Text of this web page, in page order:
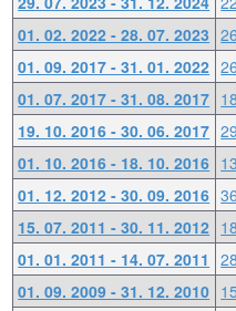
01. 02. 2022 - 28. 07. 2023
01. 09. 2017 - 31. 01. 2022
01. 07. 2017 - 31. 08. 2017
19. 10. 2016 - 30. 06. 2017
01. 10. 2016 - 18. 10. 2016
01. 12. 2012 - 30. 09. 2016
15. 07. 2011 - 30. 11. 2012
01. 01. 2011 - 14. 07. 2011
01. 09. 2009 - 31. 12. 2010